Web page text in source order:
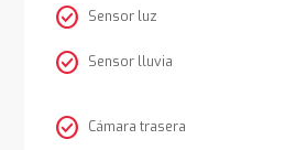
check_circle Sensor luz
check_circle Sensor lluvia
check_circle Cámara trasera